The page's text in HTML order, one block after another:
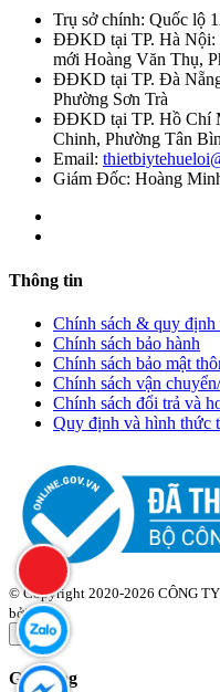
Trụ sở chính: Quốc lộ
ĐĐKD tại TP. Hà Nội:
mới Hoàng Văn Thụ,
ĐĐKD tại TP. Đà
Phường Sơn Trà
ĐĐKD tại TP. Hồ Chí
Chinh, Phường Tân
Email:
Giám Đốc: Hoàng
Thông tin
Chính sách & quy định
Chính sách bảo hành
Chính sách bảo mật
Chính sách vận
Chính sách đổi trả và
Quy định và hình thức
© Copyright 2020-2026 CÔNG
bởiZozo
×
Giỏ hàng